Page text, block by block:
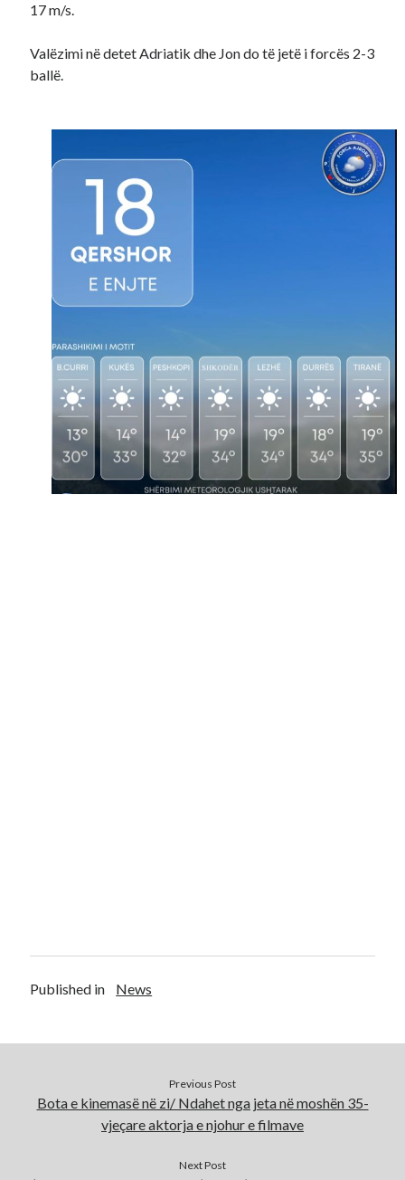
17 m/s.
Valëzimi në detet Adriatik dhe Jon do të jetë i forcës 2-3
ballë.
Published in News
Previous Post
Bota e kinemasë në zi/ Ndahet nga jeta në moshën 35-
vjeçare aktorja e njohur e filmave
Next Post